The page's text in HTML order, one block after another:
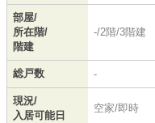
部屋/
所在階/
階建
-/2階/3階建
総戸数 -
現況/
入居可能日
空家/即時